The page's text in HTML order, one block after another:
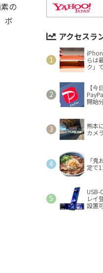
の
ボ
アクセスラ
らは
ク」
【
開始
熊本
カメ
「
定で
USB-
レイ
設置